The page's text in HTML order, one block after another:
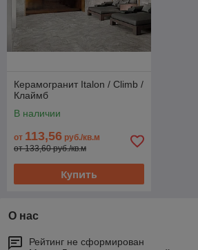
Керамогранит Italon / Climb /
Клаймб
В наличии
от 113,56 руб./кв.м
от 133,60 руб./кв.м
Купить
О нас
Рейтинг не сформирован